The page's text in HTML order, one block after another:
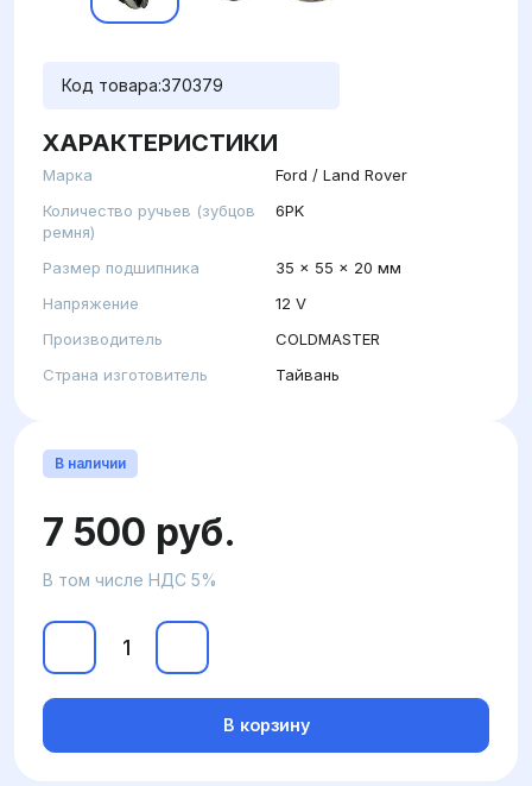
Код товара:370379
ХАРАКТЕРИСТИКИ
Марка
Ford / Land Rover
Количество ручьев (зубцов
ремня)
6PK
Размер подшипника
35 x 55 x 20 мм
Напряжение
12 V
Производитель
COLDMASTER
Страна изготовитель
Тайвань
В наличии
7 500 руб.
В том числе НДС 5%
В корзину